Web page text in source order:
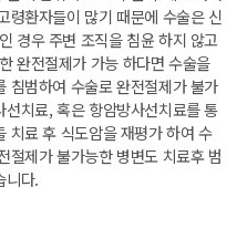
령환자들이 많기 때문에 수술은 신
경우 주변 조직을 침윤 하지 않고
완전절제가 가능 하다면 수술을
침범하여 수술로 완전절제가 불가
치료, 혹은 항암방사선치료를 통
치료 후 식도암을 재평가 하여 수
절제가 불가능한 병변도 치료후 범
니다.